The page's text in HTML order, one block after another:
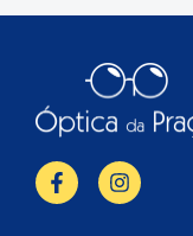
F
a
c
I
n
s